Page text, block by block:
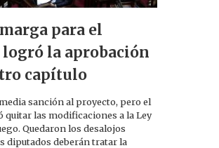
para el
la aprobación
capítulo
sanción al proyecto, pero el
quitar las modificaciones a la Ley
Quedaron los desalojos
diputados deberán tratar la